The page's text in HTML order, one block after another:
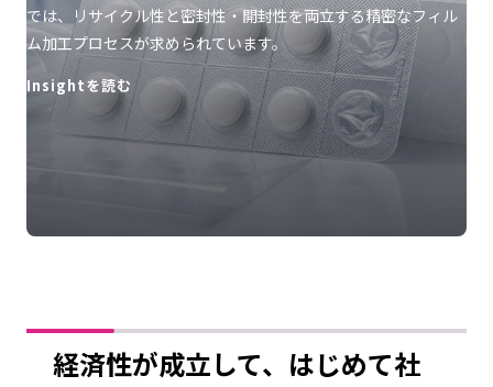
では、リサイクル性と密封性・開封性を両立する精密なフィル
ム加工プロセスが求められています。
Insightを読む
経済性が成立して、はじめて社